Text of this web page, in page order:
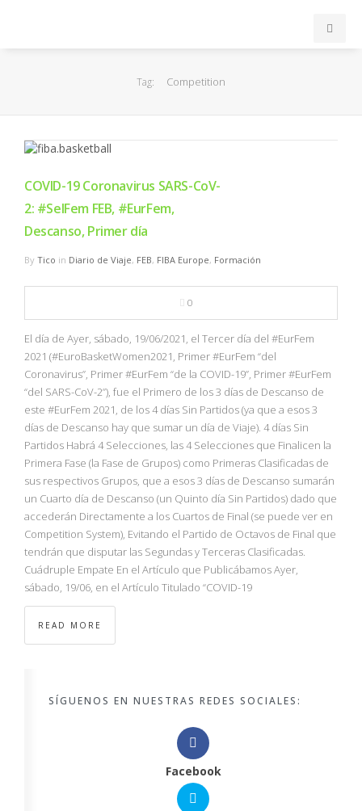
EuroLeague
FIBA
OTROS
NBA
MULTIMEDIA
Tag: Competition
COVID-19 Coronavirus SARS-CoV-
2: #SelFem FEB, #EurFem,
Descanso, Primer día
By Tico in Diario de Viaje, FEB, FIBA Europe, Formación
0
El día de Ayer, sábado, 19/06/2021, el Tercer día del #EurFem
2021 (#EuroBasketWomen2021, Primer #EurFem “del
Coronavirus”, Primer #EurFem “de la COVID-19”, Primer #EurFem
“del SARS-CoV-2”), fue el Primero de los 3 días de Descanso de
este #EurFem 2021, de los 4 días Sin Partidos (ya que a esos 3
días de Descanso hay que sumar un día de Viaje). 4 días Sin
Partidos Habrá 4 Selecciones, las 4 Selecciones que Finalicen la
Primera Fase (la Fase de Grupos) como Primeras Clasificadas de
sus respectivos Grupos, que a esos 3 días de Descanso sumarán
un Cuarto día de Descanso (un Quinto día Sin Partidos) dado que
accederán Directamente a los Cuartos de Final (se puede ver en
Competition System), Evitando el Partido de Octavos de Final que
tendrán que disputar las Segundas y Terceras Clasificadas.
Cuádruple Empate En el Artículo que Publicábamos Ayer,
sábado, 19/06, en el Artículo Titulado “COVID-19
READ MORE
SÍGUENOS EN NUESTRAS REDES SOCIALES:
Facebook